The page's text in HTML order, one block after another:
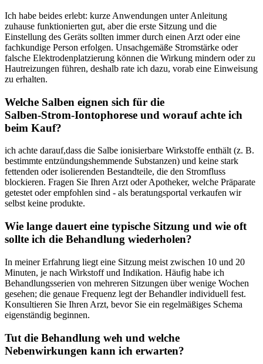
Ich ⁤habe beides⁢ erlebt: kurze Anwendungen unter Anleitung⁣
zuhause funktionierten gut, ⁤aber die erste Sitzung⁤ und die
Einstellung des Geräts ‌sollten immer durch einen Arzt oder eine
⁢fachkundige Person⁣ erfolgen. Unsachgemäße Stromstärke oder
falsche Elektrodenplatzierung können​ die Wirkung mindern oder zu
Hautreizungen führen,⁤ deshalb‌ rate ⁣ich‌ dazu, vorab eine Einweisung
zu erhalten.
Welche Salben eignen sich ⁤für​ die​
Salben‑Strom‑Iontophorese⁤ und worauf achte ich
‍beim ​Kauf?
ich⁤ achte darauf,dass die Salbe‍ ionisierbare Wirkstoffe enthält ‍(z. B.
⁣bestimmte entzündungshemmende Substanzen) und ‍keine stark
fettenden oder isolierenden Bestandteile, die⁢ den Stromfluss
blockieren. Fragen Sie ‌Ihren Arzt ‍oder ​Apotheker, welche Präparate
getestet oder empfohlen sind ⁣-⁣ als beratungsportal verkaufen wir
⁤selbst keine produkte.
Wie‍ lange ⁤dauert eine typische ⁣Sitzung und wie oft
sollte ich​ die Behandlung wiederholen?
In ‌meiner Erfahrung ‌liegt eine⁣ Sitzung meist zwischen 10 und 20
Minuten, je nach⁣ Wirkstoff und Indikation.​ Häufig habe​ ich
Behandlungsserien von‌ mehreren​ Sitzungen ⁢über ​wenige Wochen
gesehen;​ die ​genaue Frequenz legt der Behandler⁤ individuell fest.
‌Konsultieren Sie Ihren‌ Arzt, bevor ‌Sie ⁢ein⁤ regelmäßiges Schema
eigenständig beginnen.
Tut die Behandlung weh ⁤und welche⁢
Nebenwirkungen kann ich erwarten?